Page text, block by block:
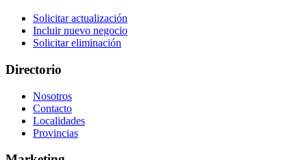
Solicitar actualización
Incluir nuevo negocio
Solicitar eliminación
Directorio
Nosotros
Contacto
Localidades
Provincias